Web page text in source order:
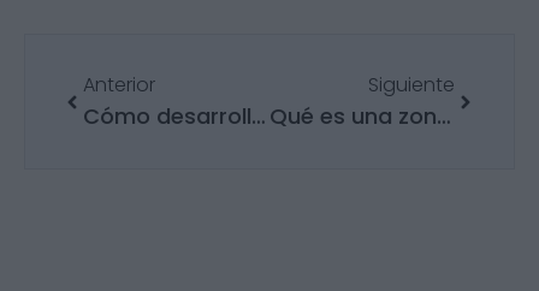
Anterior
Cómo desarrollar un cash management eficiente para tu empresa
Siguiente
Qué es una zona franca: importancia en el comercio internacional